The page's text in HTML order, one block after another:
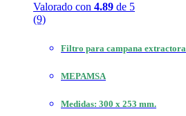
Valorado con 4.89 de 5
(9)
Filtro para campana extractora
MEPAMSA
Medidas: 300 x 253 mm.